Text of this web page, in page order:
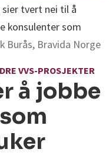
sier tvert nei til å
konsulenter som
Burås, Bravida Norge
VVS-PROSJEKTER
å jobbe